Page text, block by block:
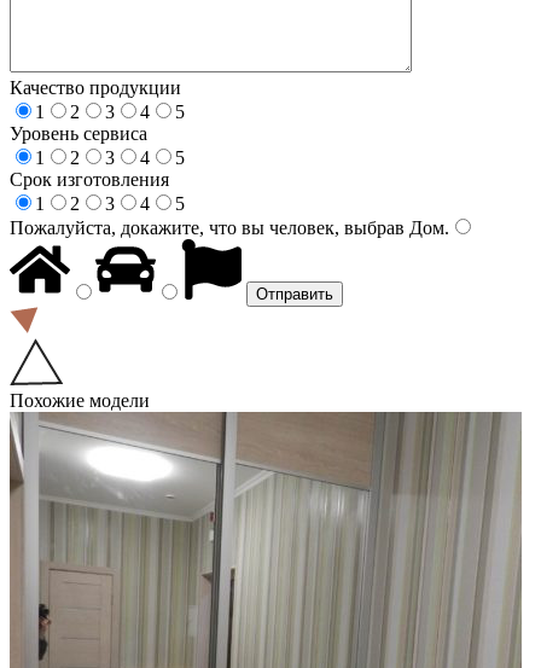
Качество продукции
1
2 3 4
5
Уровень сервиса
1
2 3 4
5
Срок изготовления
1
2 3 4
5
Пожалуйста, докажите, что вы человек, выбрав Дом.
Похожие модели